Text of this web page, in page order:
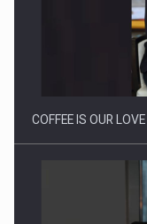
Cum invatam sa
COFFEE IS OUR